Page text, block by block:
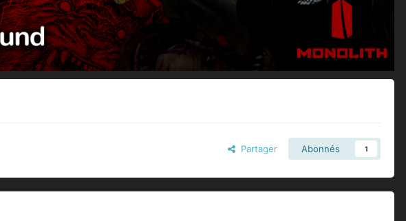
Partager Abonnés 1